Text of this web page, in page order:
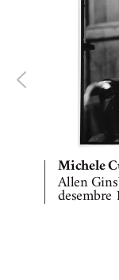
Michele
Allen
desembre